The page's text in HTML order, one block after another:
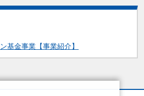
基金事業【事業紹介】